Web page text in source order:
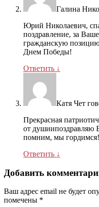
Галина
Юрий Николаевич,
поздравление, за
гражданскую
Днем Победы!
Ответить ↓
Катя Чет
Прекрасная
от
помним, мы гордимся!
Ответить ↓
Добавить
Ваш адрес email не будет
помечены *